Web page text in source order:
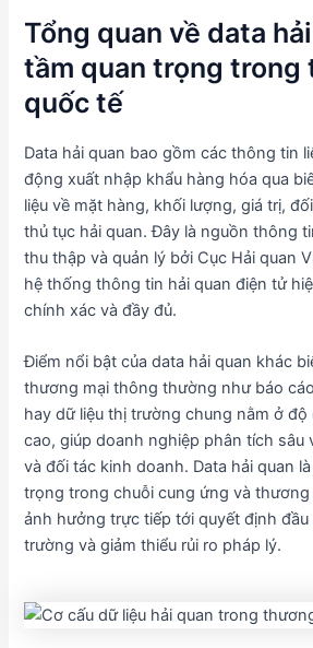
Tổng quan về data
tầm quan trọng trong
quốc tế
Data hải quan bao gồm các thông tin
động xuất nhập khẩu hàng hóa qua
liệu về mặt hàng, khối lượng, giá trị,
thủ tục hải quan. Đây là nguồn thông
thu thập và quản lý bởi Cục Hải quan
hệ thống thông tin hải quan điện tử
chính xác và đầy đủ.
Điểm nổi bật của data hải quan khác
thương mại thông thường như báo
hay dữ liệu thị trường chung nằm ở
cao, giúp doanh nghiệp phân tích sâu
và đối tác kinh doanh. Data hải quan
trọng trong chuỗi cung ứng và
ảnh hưởng trực tiếp tới quyết định
trường và giảm thiểu rủi ro pháp lý.